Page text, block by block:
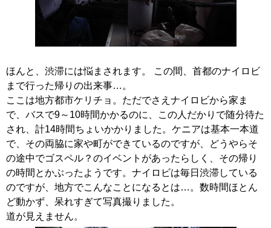
ほんと、渋滞には悩まされます。 この間、首都のナイロビ
まで行った帰りの出来事…。
ここは地方都市ケリチョ。ただでさえナイロビから家ま
で、バスで9～10時間かかるのに、この人だかりで随分待た
され、計14時間ちょいかかりました。ケニアは基本一本道
で、その両脇に家や町ができているのですが、どうやらそ
の途中でゴスペル？のイベントがあったらしく、その帰り
の時間とかぶったようです。ナイロビは毎日渋滞している
のですが、地方でこんなことになるとは…。数時間ほとん
ど動かず、呆れすぎて写真撮りました。
道が見えません。